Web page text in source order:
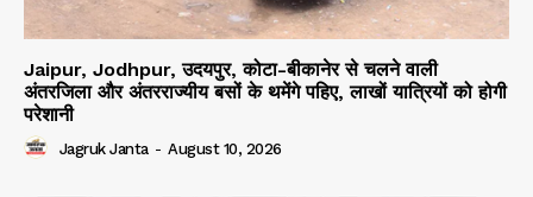
Jaipur, Jodhpur, उदयपुर, कोटा-बीकानेर से चलने वाली
अंतरजिला और अंतरराज्यीय बसों के थमेंगे पहिए, लाखों यात्रियों को होगी
परेशानी
Jagruk Janta - August 10, 2026